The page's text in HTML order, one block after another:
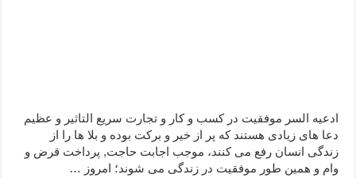
ادعیه السر موفقیت در کسب و کار و تجارت سریع التاثیر و عظیم
دعا های زیادی هستند که پر از خیر و برکت بوده و بلا ها را از
زندگی انسان رفع می کنند، موجب اجابت حاجت, پرداخت قرض و
وام و همین طور موفقیت در زندگی می شوند؛ امروز …